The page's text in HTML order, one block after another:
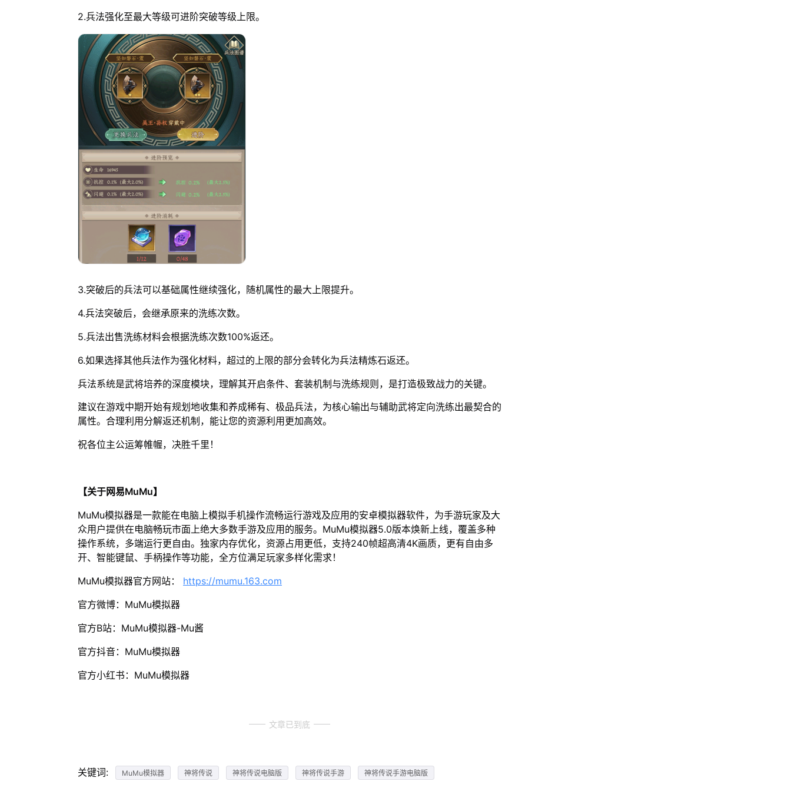
2.兵法强化至最大等级可进阶突破等级上限。
3.突破后的兵法可以基础属性继续强化，随机属性的最大上限提升。
4.兵法突破后，会继承原来的洗练次数。
5.兵法出售洗练材料会根据洗练次数100%返还。
6.如果选择其他兵法作为强化材料，超过的上限的部分会转化为兵法精炼石返还。
兵法系统是武将培养的深度模块，理解其开启条件、套装机制与洗练规则，是打造极致战力的关键。
建议在游戏中期开始有规划地收集和养成稀有、极品兵法，为核心输出与辅助武将定向洗练出最契合的
属性。合理利用分解返还机制，能让您的资源利用更加高效。
祝各位主公运筹帷幄，决胜千里！
【关于网易MuMu】
MuMu模拟器是一款能在电脑上模拟手机操作流畅运行游戏及应用的安卓模拟器软件，为手游玩家及大
众用户提供在电脑畅玩市面上绝大多数手游及应用的服务。MuMu模拟器5.0版本焕新上线，覆盖多种
操作系统，多端运行更自由。独家内存优化，资源占用更低，支持240帧超高清4K画质，更有自由多
开、智能键鼠、手柄操作等功能，全方位满足玩家多样化需求！
MuMu模拟器官方网站： https://mumu.163.com
官方微博：MuMu模拟器
官方B站：MuMu模拟器-Mu酱
官方抖音：MuMu模拟器
官方小红书：MuMu模拟器
文章已到底
关键词: MuMu模拟器 神将传说 神将传说电脑版 神将传说手游 神将传说手游电脑版